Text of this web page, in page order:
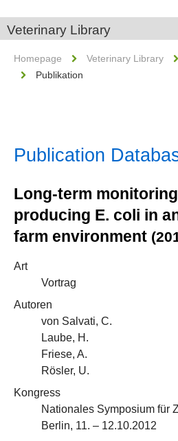
Veterinary Library
Homepage Veterinary Library
Publikation
Publication
Long-term
producing E. coli in
farm environment
Art
Vortrag
Autoren
von Salvati, C.
Laube, H.
Friese, A.
Rösler, U.
Kongress
Nationales Symposium für
Berlin, 11. – 12.10.2012